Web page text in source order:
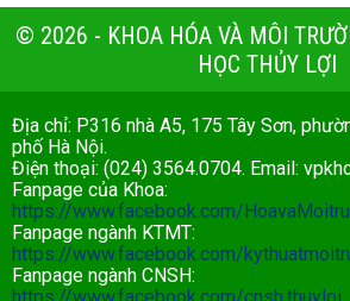
© 2026 - KHOA HÓA VÀ MÔI
HỌC THỦY LỢI
Địa chỉ: P316 nhà A5, 175 Tây Sơn,
phố Hà Nội.
Điện thoại: (024) 3564.0704. Email:
Fanpage của Khoa:
https://www.facebook.com/
Fanpage ngành KTMT:
https://www.facebook.com/
Fanpage ngành CNSH: